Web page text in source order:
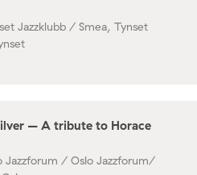
Jazzklubb / Smea, Tynset
– A tribute to Horace
Jazzforum / Oslo Jazzforum/